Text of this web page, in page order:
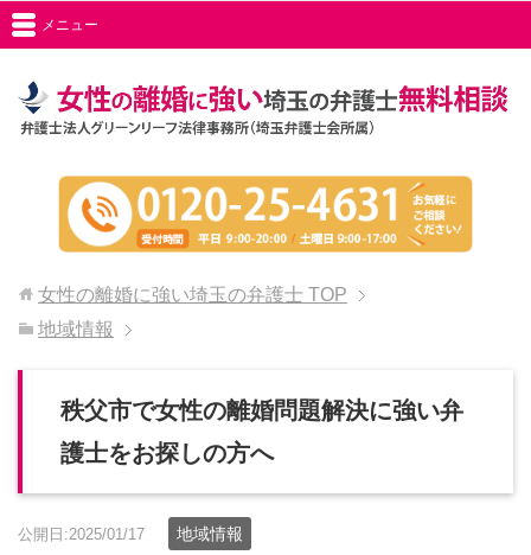
メニュー
女性の離婚に強い埼玉の弁護士 TOP
地域情報
秩父市で女性の離婚問題解決に強い弁
護士をお探しの方へ
公開日:2025/01/17 地域情報